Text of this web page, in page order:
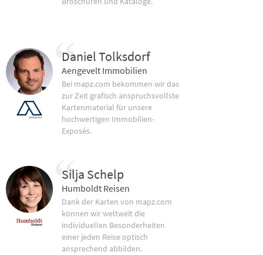
Daniel Tolksdorf
Aengevelt Immobilien
Bei mapz.com bekommen wir das
zur Zeit grafisch anspruchsvollste
Kartenmaterial für unsere
hochwertigen Immobilien-
Exposés.
Silja Schelp
Humboldt Reisen
Dank der Karten von mapz.com
können wir weltweit die
individuellen Besonderheiten
einer jeden Reise optisch
ansprechend abbilden.